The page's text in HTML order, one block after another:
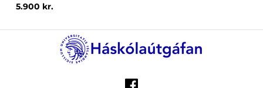
5.900 kr.